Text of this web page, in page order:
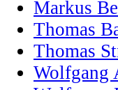
Markus
Thomas
Thomas
Wolfgang